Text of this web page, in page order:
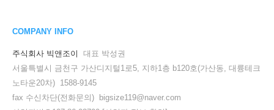
COMPANY INFO
주식회사 빅앤조이
대표 박성권
서울특별시 금천구 가산디지털1로5, 지하1층 b120호(가산동, 대륭테크
노타운20차) 1588-9145
fax 수신차단(전화문의) bigsize119@naver.com